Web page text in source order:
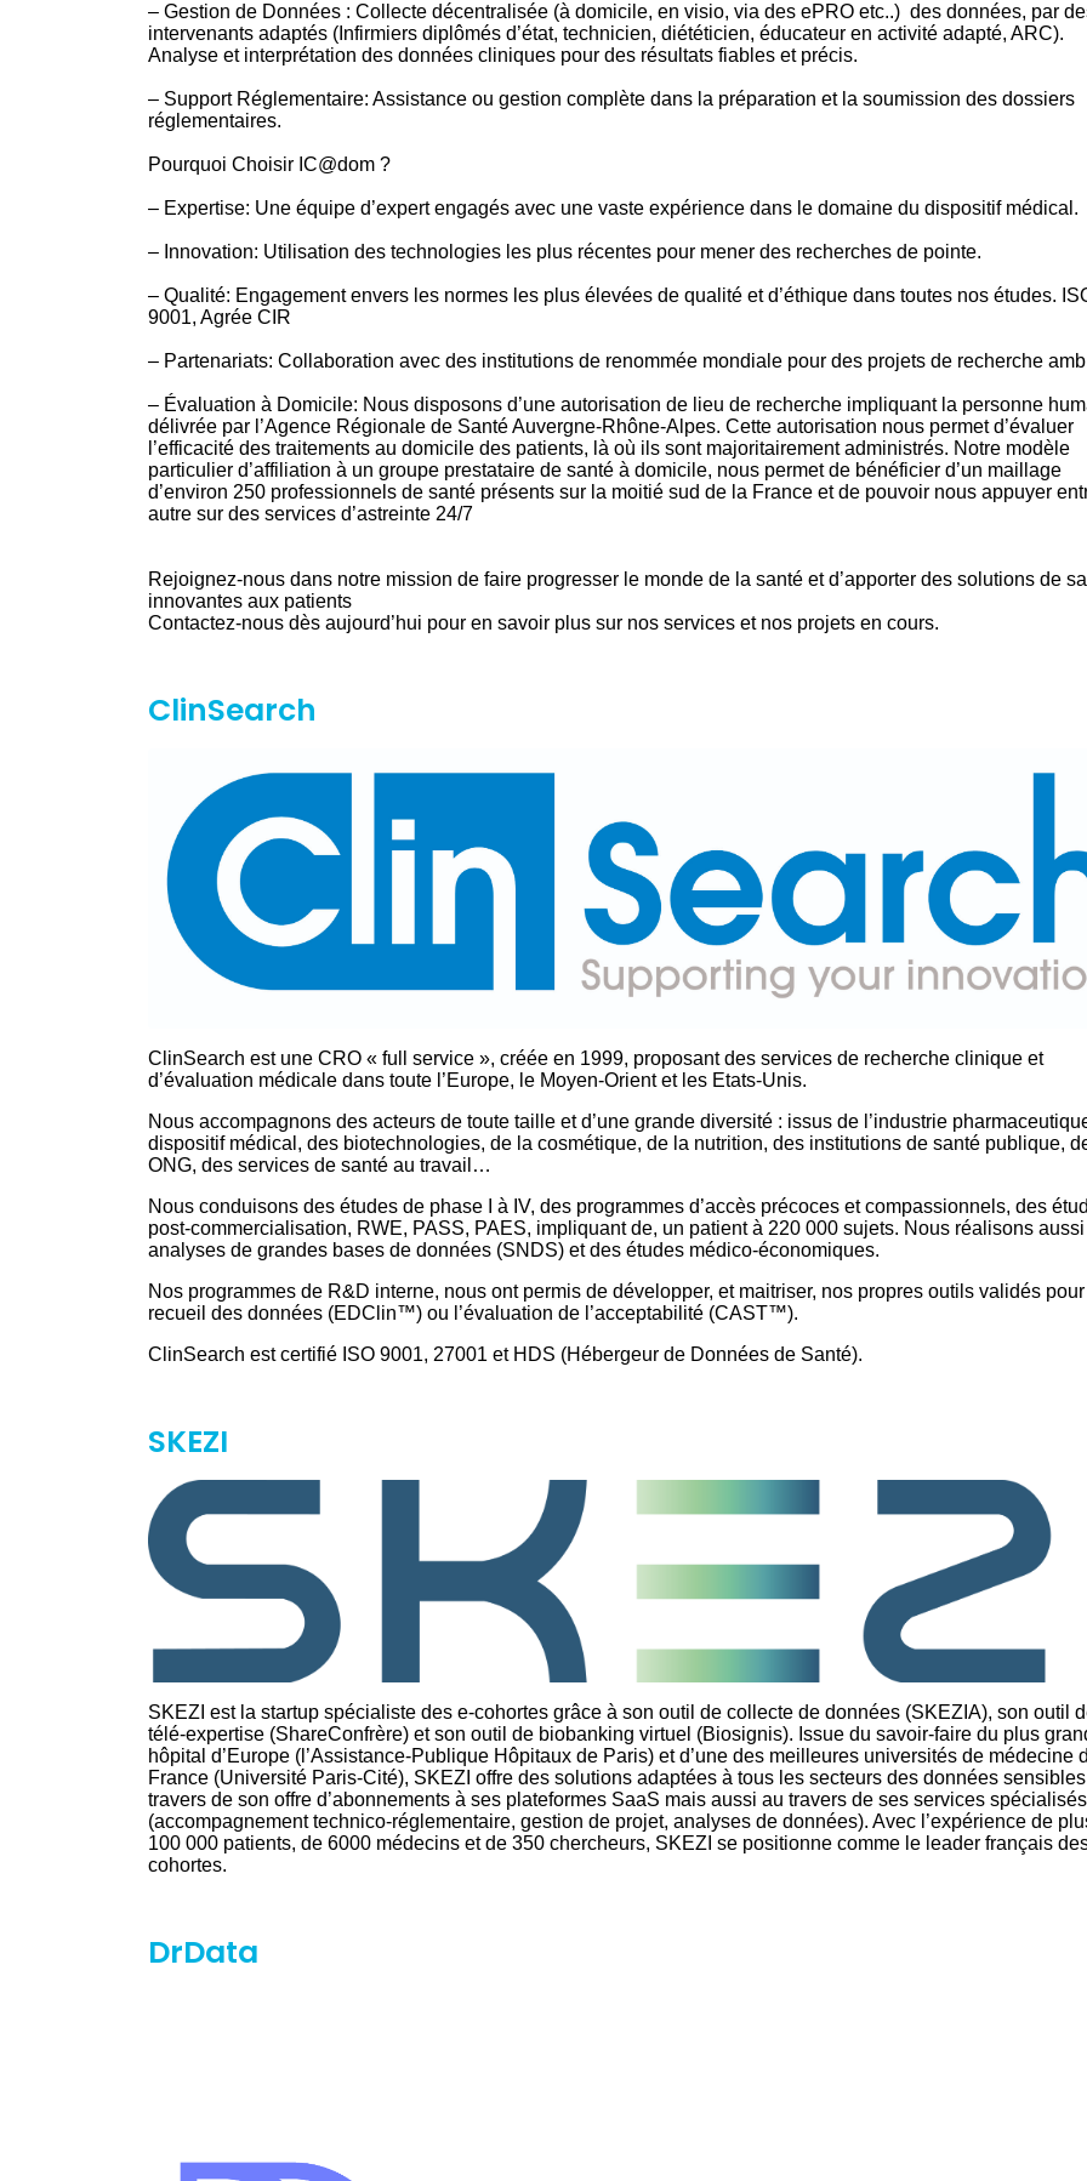
– Gestion de Données : Collecte décentralisée (à domicile, en visio, via des ePRO etc..) des données, par
intervenants adaptés (Infirmiers diplômés d’état, technicien, diététicien, éducateur en activité adapté, ARC).
Analyse et interprétation des données cliniques pour des résultats fiables et précis.
– Support Réglementaire: Assistance ou gestion complète dans la préparation et la soumission des dossiers
réglementaires.
Pourquoi Choisir IC@dom ?
– Expertise: Une équipe d’expert engagés avec une vaste expérience dans le domaine du dispositif médical.
– Innovation: Utilisation des technologies les plus récentes pour mener des recherches de pointe.
– Qualité: Engagement envers les normes les plus élevées de qualité et d’éthique dans toutes nos études.
9001, Agrée CIR
– Partenariats: Collaboration avec des institutions de renommée mondiale pour des projets de recherche
– Évaluation à Domicile: Nous disposons d’une autorisation de lieu de recherche impliquant la personne
délivrée par l’Agence Régionale de Santé Auvergne-Rhône-Alpes. Cette autorisation nous permet d’évaluer
l’efficacité des traitements au domicile des patients, là où ils sont majoritairement administrés. Notre modèle
particulier d’affiliation à un groupe prestataire de santé à domicile, nous permet de bénéficier d’un maillage
d’environ 250 professionnels de santé présents sur la moitié sud de la France et de pouvoir nous appuyer
autre sur des services d’astreinte 24/7
Rejoignez-nous dans notre mission de faire progresser le monde de la santé et d’apporter des solutions de
innovantes aux patients
Contactez-nous dès aujourd’hui pour en savoir plus sur nos services et nos projets en cours.
ClinSearch
ClinSearch est une CRO « full service », créée en 1999, proposant des services de recherche clinique et
d’évaluation médicale dans toute l’Europe, le Moyen-Orient et les Etats-Unis.
Nous accompagnons des acteurs de toute taille et d’une grande diversité : issus de l’industrie
dispositif médical, des biotechnologies, de la cosmétique, de la nutrition, des institutions de santé publique,
ONG, des services de santé au travail…
Nous conduisons des études de phase I à IV, des programmes d’accès précoces et compassionnels, des
post-commercialisation, RWE, PASS, PAES, impliquant de, un patient à 220 000 sujets. Nous réalisons
analyses de grandes bases de données (SNDS) et des études médico-économiques.
Nos programmes de R&D interne, nous ont permis de développer, et maitriser, nos propres outils validés
recueil des données (EDClin™) ou l’évaluation de l’acceptabilité (CAST™).
ClinSearch est certifié ISO 9001, 27001 et HDS (Hébergeur de Données de Santé).
SKEZI
SKEZI est la startup spécialiste des e-cohortes grâce à son outil de collecte de données (SKEZIA), son outil
télé-expertise (ShareConfrère) et son outil de biobanking virtuel (Biosignis). Issue du savoir-faire du plus
hôpital d’Europe (l’Assistance-Publique Hôpitaux de Paris) et d’une des meilleures universités de médecine
France (Université Paris-Cité), SKEZI offre des solutions adaptées à tous les secteurs des données
travers de son offre d’abonnements à ses plateformes SaaS mais aussi au travers de ses services spécialisés
(accompagnement technico-réglementaire, gestion de projet, analyses de données). Avec l’expérience de
100 000 patients, de 6000 médecins et de 350 chercheurs, SKEZI se positionne comme le leader français
cohortes.
DrData